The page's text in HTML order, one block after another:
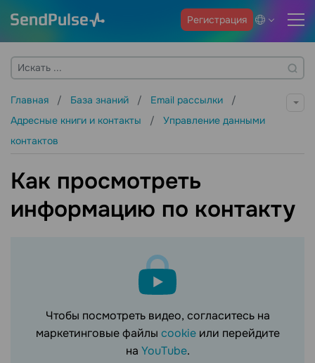
Регистрация
Главная База знаний
Email рассылки
Адресные книги и контакты
Управление данными
контактов
Как просмотреть
информацию по контакту
Чтобы посмотреть видео, согласитесь на
маркетинговые файлы cookie или перейдите
на YouTube.